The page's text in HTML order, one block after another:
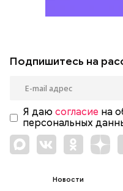
Подпишитесь на
Я даю согласие на
персональных
Новости